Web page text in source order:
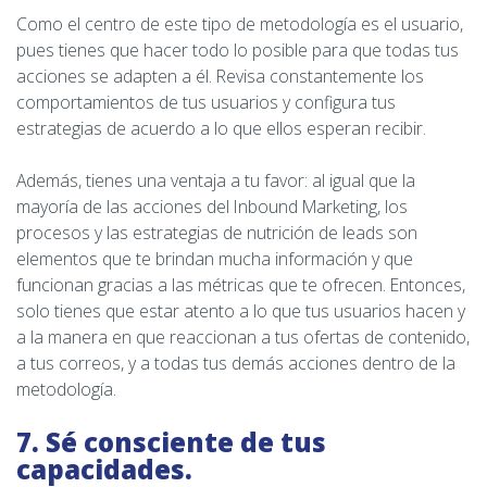
Como el centro de este tipo de metodología es el usuario,
pues tienes que hacer todo lo posible para que todas tus
acciones se adapten a él. Revisa constantemente los
comportamientos de tus usuarios y configura tus
estrategias de acuerdo a lo que ellos esperan recibir.
Además, tienes una ventaja a tu favor: al igual que la
mayoría de las acciones del Inbound Marketing, los
procesos y las estrategias de nutrición de leads son
elementos que te brindan mucha información y que
funcionan gracias a las métricas que te ofrecen. Entonces,
solo tienes que estar atento a lo que tus usuarios hacen y
a la manera en que reaccionan a tus ofertas de contenido,
a tus correos, y a todas tus demás acciones dentro de la
metodología.
7. Sé consciente de tus
capacidades.